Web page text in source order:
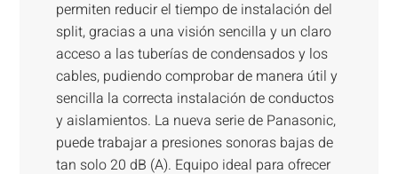
permiten reducir el tiempo de instalación del
split, gracias a una visión sencilla y un claro
acceso a las tuberías de condensados y los
cables, pudiendo comprobar de manera útil y
sencilla la correcta instalación de conductos
y aislamientos. La nueva serie de Panasonic,
puede trabajar a presiones sonoras bajas de
tan solo 20 dB (A). Equipo ideal para ofrecer